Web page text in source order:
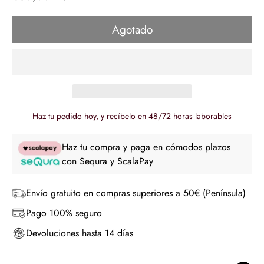
Agotado
Haz tu pedido hoy, y recíbelo en 48/72 horas laborables
Haz tu compra y paga en cómodos plazos
con Sequra y ScalaPay
Envío gratuito en compras superiores a 50€ (Península)
Pago 100% seguro
Devoluciones hasta 14 días